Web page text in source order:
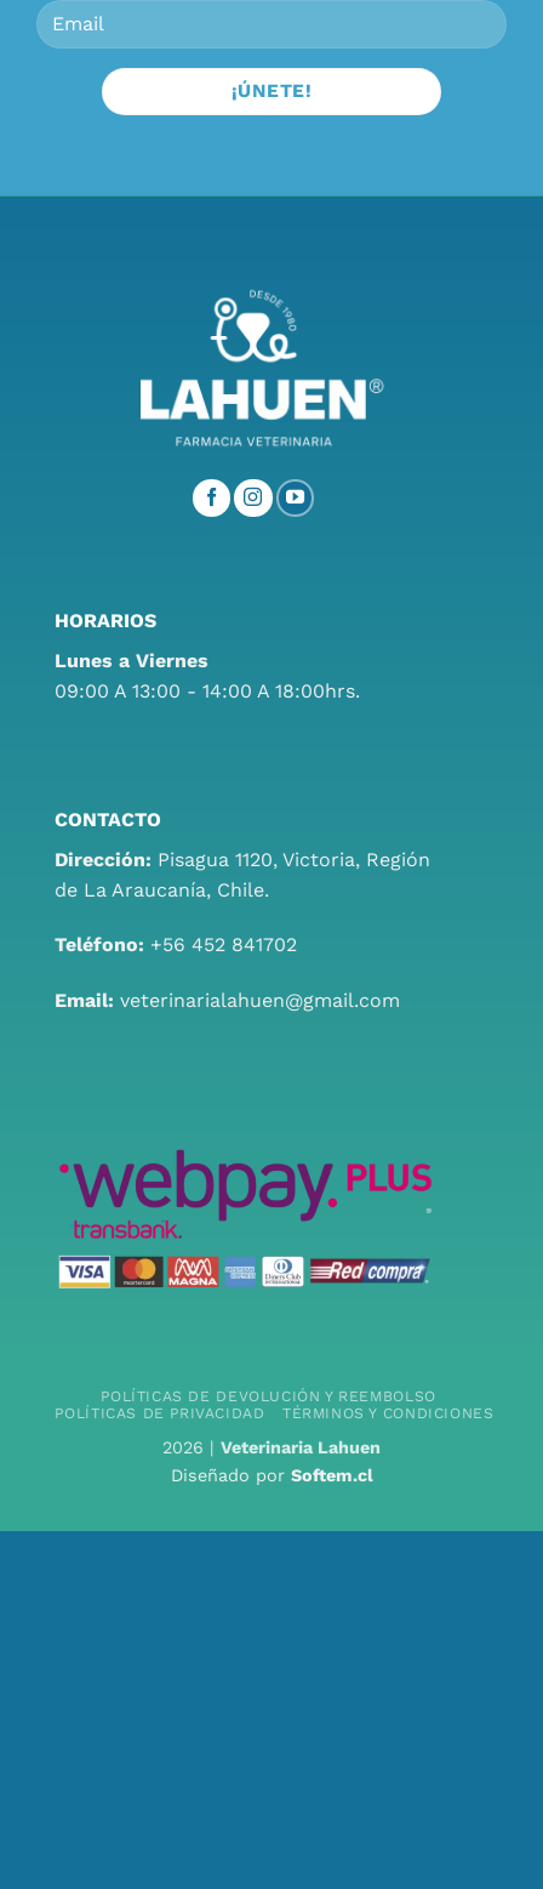
HORARIOS
Lunes a Viernes
09:00 A 13:00 - 14:00 A 18:00hrs.
CONTACTO
Dirección: Pisagua 1120, Victoria, Región
de La Araucanía, Chile.
Teléfono: +56 452 841702
Email: veterinarialahuen@gmail.com
POLÍTICAS DE DEVOLUCIÓN Y REEMBOLSO
POLÍTICAS DE PRIVACIDAD
TÉRMINOS Y CONDICIONES
2026 | Veterinaria Lahuen
Diseñado por Softem.cl